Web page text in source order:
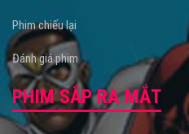
Phim chiếu lại
Đánh giá phim
PHIM SẮP RA MẮT